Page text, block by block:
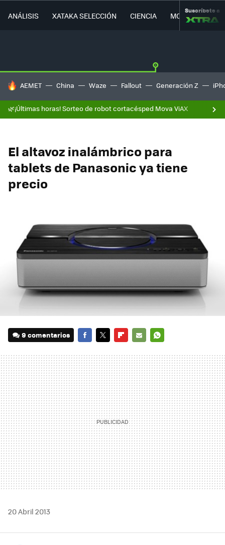
ANÁLISIS XATAKA SELECCIÓN CIENCIA MOVILIDAD
Suscríbete a
HOY SE HABLA DE
AEMET China Waze Fallout Generación Z
🌿¡Últimas horas! Sorteo de robot cortacésped Mova ViAX
El altavoz inalámbrico para
tablets de Panasonic ya tiene
precio
9 comentarios
MAIL
20 Abril 2013